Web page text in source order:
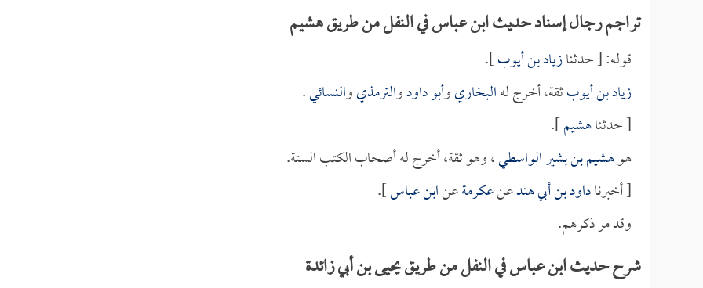
تراجم رجال إسناد حديث ابن عباس في النفل من طريق هشيم
قوله: [ حدثنازياد بن أيوب].
زياد بن أيوبثقة، أخرج لهالبخاريوأبو داودوالترمذيوالنسائي.
[ حدثناهشيم].
هوهشيم بن بشير الواسطي، وهو ثقة، أخرج له أصحاب الكتب الستة.
[ أخبرناداود بن أبي هندعنعكرمةعنابن عباس].
وقد مر ذكرهم.
شرح حديث ابن عباس في النفل من طريق يحيى بن أبي زائدة